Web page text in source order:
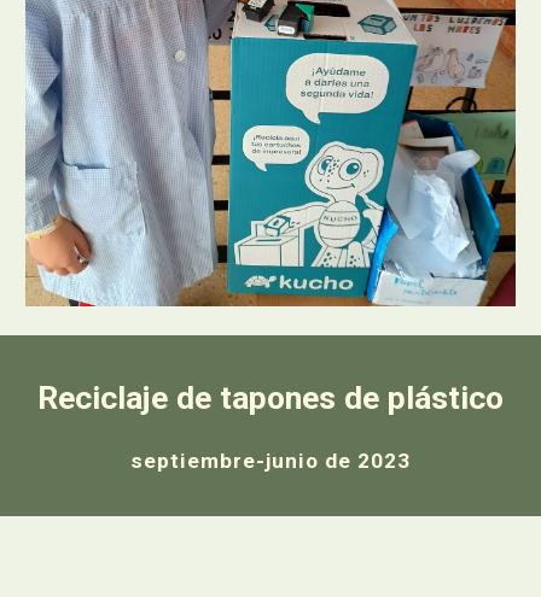
Reciclaje de tapones de plástico
septiembre-junio de 2023